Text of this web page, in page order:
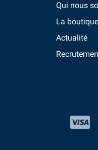
Qui nous
La boutique
Actualité